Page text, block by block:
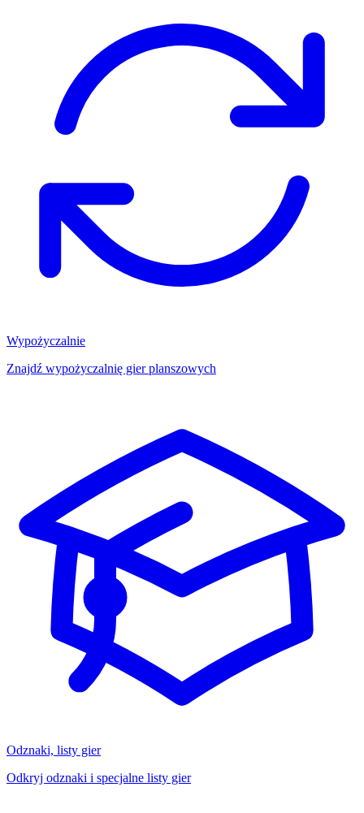
Wypożyczalnie
Znajdź wypożyczalnię gier planszowych
Odznaki, listy gier
Odkryj odznaki i specjalne listy gier